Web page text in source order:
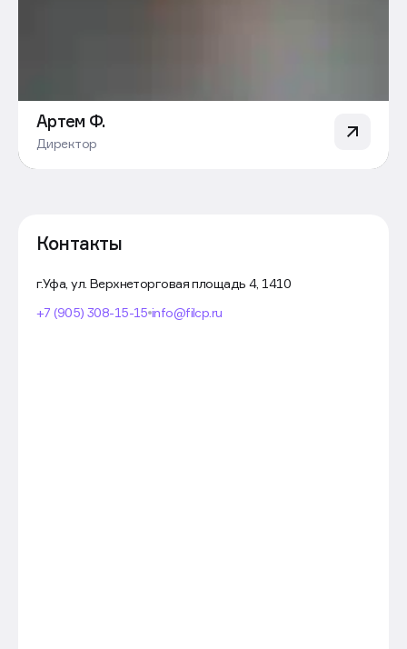
Артем Ф.
Директор
Контакты
г.Уфа, ул. Верхнеторговая площадь 4, 1410
+7 (905) 308-15-15 info@filcp.ru